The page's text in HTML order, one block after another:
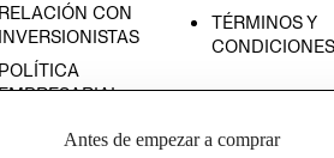
RELACIÓN CON
INVERSIONISTAS
POLÍTICA
TÉRMINOS Y
CONDICIONES
Antes de empezar a comprar